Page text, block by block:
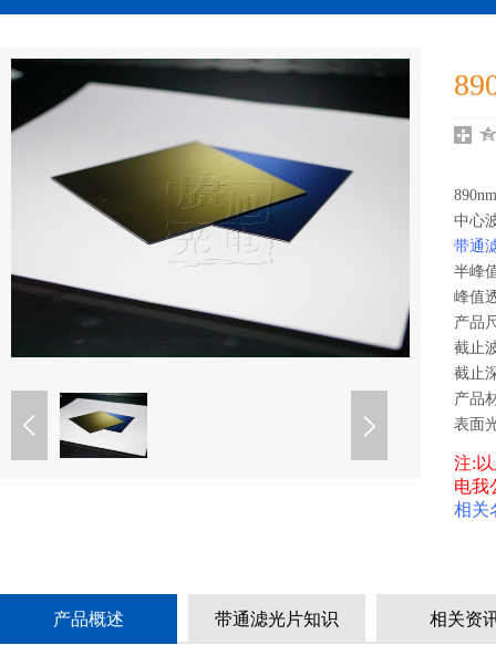
中心
带通
半峰
峰值
产品
截止
截止
产品
表面
注:
电我
相关
产品概述 带通滤光片知识 相关资